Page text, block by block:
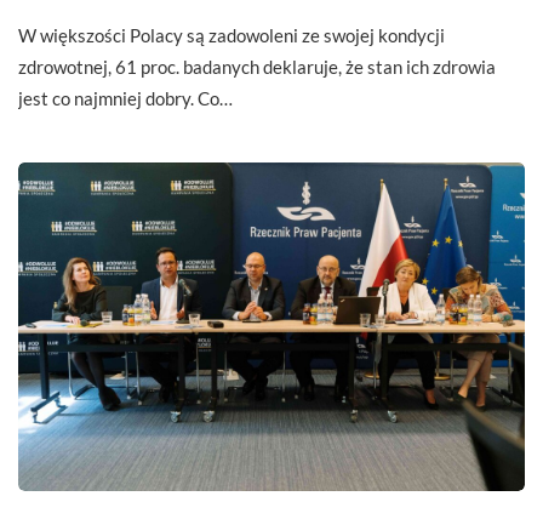
W większości Polacy są zadowoleni ze swojej kondycji
zdrowotnej, 61 proc. badanych deklaruje, że stan ich zdrowia
jest co najmniej dobry. Co…